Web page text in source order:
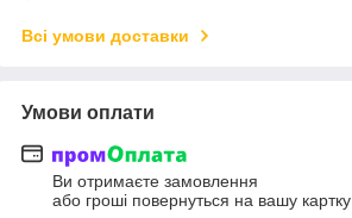
Всі умови доставки
Умови оплати
Ви отримаєте замовлення
або гроші повернуться на вашу картку